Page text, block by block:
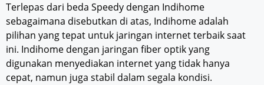
Terlepas dari beda Speedy dengan Indihome
sebagaimana disebutkan di atas, Indihome adalah
pilihan yang tepat untuk jaringan internet terbaik saat
ini. Indihome dengan jaringan fiber optik yang
digunakan menyediakan internet yang tidak hanya
cepat, namun juga stabil dalam segala kondisi.